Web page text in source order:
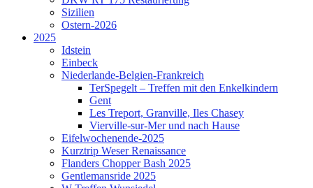
Sizilien
Ostern-2026
2025
Idstein
Einbeck
Niederlande-Belgien-Frankreich
TerSpegelt – Treffen mit den Enkelkindern
Gent
Les Treport, Granville, Iles Chasey
Vierville-sur-Mer und nach Hause
Eifelwochenende-2025
Kurztrip Weser Renaissance
Flanders Chopper Bash 2025
Gentlemansride 2025